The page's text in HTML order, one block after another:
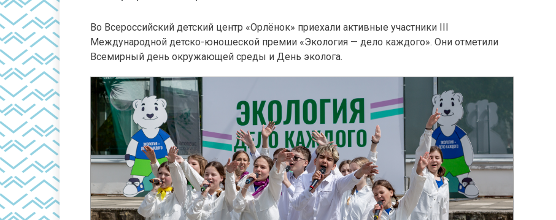
Во Всероссийский детский центр «Орлёнок» приехали активные участники III
Международной детско-юношеской премии «Экология — дело каждого». Они отметили
Всемирный день окружающей среды и День эколога.